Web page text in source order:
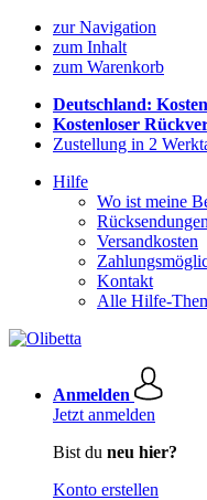
zur Navigation
zum Inhalt
zum Warenkorb
Deutschland:
Kostenloser
Zustellung in 2
Hilfe
Wo ist meine
Rücksendungen
Versandkosten
Kontakt
Alle Hilfe-
Anmelden
Jetzt anmelden
Bist du neu hier?
Konto erstellen